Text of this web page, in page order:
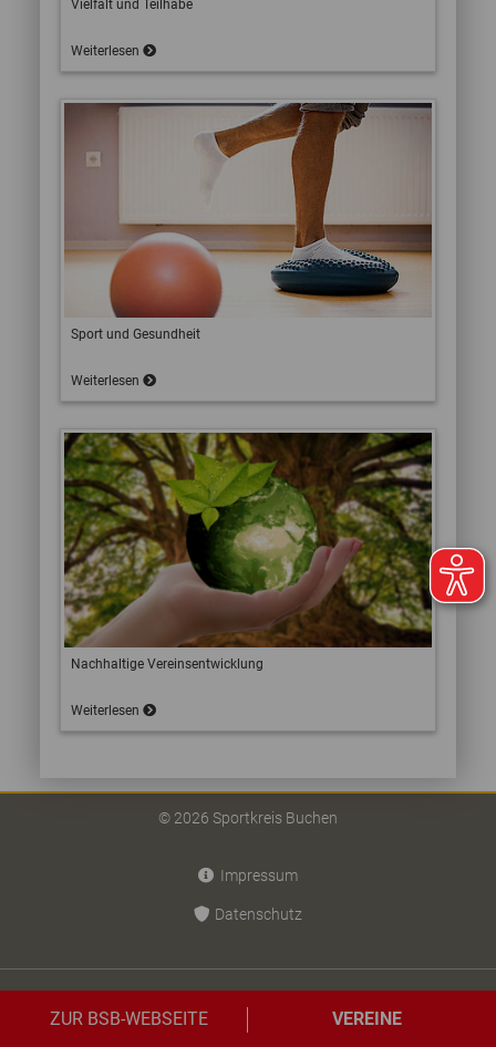
Vielfalt und Teilhabe
Weiterlesen
Sport und Gesundheit
Weiterlesen
Nachhaltige Vereinsentwicklung
Weiterlesen
ZUR BSB-WEBSEITE VEREINE
© 2026 Sportkreis Buchen
Impressum
Datenschutz